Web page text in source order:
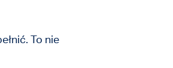
To nie